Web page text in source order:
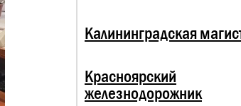
Калининградская
Красноярский
железнодорожник